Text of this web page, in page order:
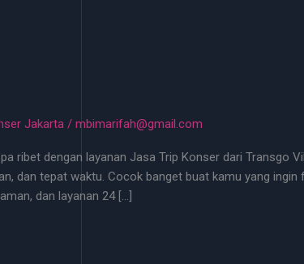
Jakarta / mbimarifah@gmail.com
ribet dengan layanan Jasa Trip Konser dari Transgo
dan tepat waktu. Cocok banget buat kamu yang
dan layanan 24 […]